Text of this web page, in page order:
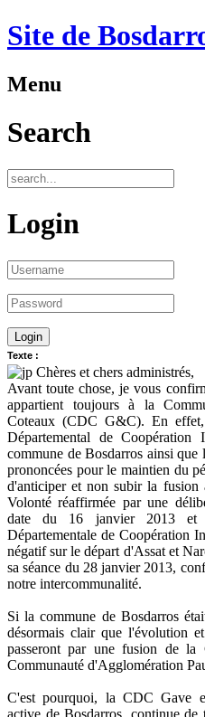
Site de
Menu
Search
Login
Texte :
Chères et chers administrés,
Avant toute chose, je vous
appartient toujours à la
Coteaux (CDC G&C). En
Départemental de
commune de Bosdarros ainsi
prononcées pour le maintien du
d'anticiper et non subir la fusion
Volonté réaffirmée par une
date du 16 janvier 2013 et
Départementale de Coopération
négatif sur le départ d'Assat et
sa séance du 28 janvier 2013,
notre intercommunalité.
Si la commune de Bosdarros
désormais clair que l'évolution
passeront par une fusion de
Communauté d'Agglomération
C'est pourquoi, la CDC Gave
active de Bosdarros, continue de